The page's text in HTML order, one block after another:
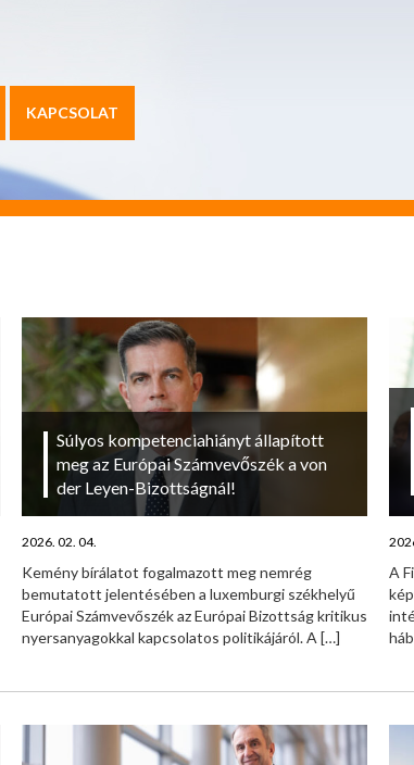
KAPCSOLAT
Súlyos kompetenciahiányt állapított
meg az Európai Számvevőszék a von
der Leyen-Bizottságnál!
2026. 02. 04.
Kemény bírálatot fogalmazott meg nemrég
bemutatott jelentésében a luxemburgi székhelyű
Európai Számvevőszék az Európai Bizottság kritikus
nyersanyagokkal kapcsolatos politikájáról. A […]
A